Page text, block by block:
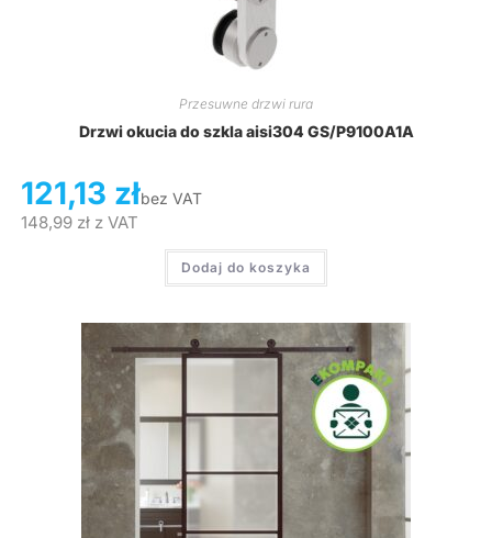
Przesuwne drzwi rura
Drzwi okucia do szkla aisi304 GS/P9100A1A
121,13 złbez VAT
148,99 złz VAT
Dodaj do koszyka